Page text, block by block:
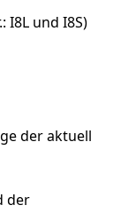
I8L und I8S)
der aktuell
der